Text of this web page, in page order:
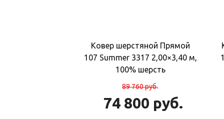
Ковер шерстяной Прямой
107 Summer 3317 2,00×3,40 м,
100% шерсть
89 760руб.
74 800 руб.